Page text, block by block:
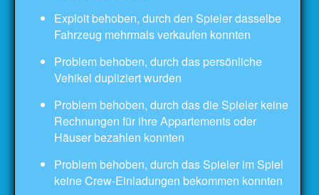
Exploit behoben, durch den Spieler dasselbe
Fahrzeug mehrmals verkaufen konnten
Problem behoben, durch das persönliche
Vehikel dupliziert wurden
Problem behoben, durch das die Spieler keine
Rechnungen für ihre Appartements oder
Häuser bezahlen konnten
Problem behoben, durch das Spieler im Spiel
keine Crew-Einladungen bekommen konnten